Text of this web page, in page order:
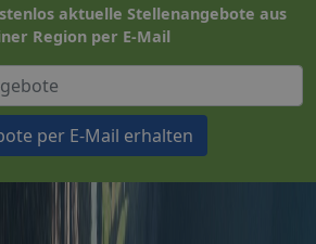
aktuelle Stellenangebote aus
Region per E-Mail
per E-Mail erhalten